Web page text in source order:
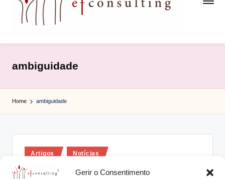
Gerir o Consentimento
c
o
n
u
lt
i
ambiguidade
Home ambiguidade
Posted
Artigos Notícias
Competências de um líder: Lidar com